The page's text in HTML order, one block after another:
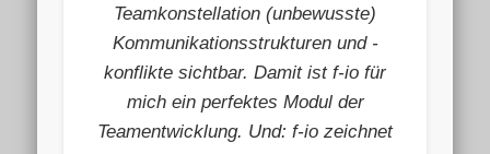
Teamkonstellation (unbewusste)
Kommunikationsstrukturen und -
konflikte sichtbar. Damit ist f-io für
mich ein perfektes Modul der
Teamentwicklung. Und: f-io zeichnet